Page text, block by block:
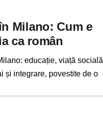
Milano: Cum e
ca român
educație, viață socială
și integrare, povestite de o